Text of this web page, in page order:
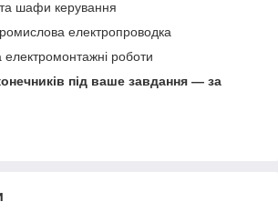
шафи керування
електропроводка
електромонтажні роботи
під ваше завдання — за